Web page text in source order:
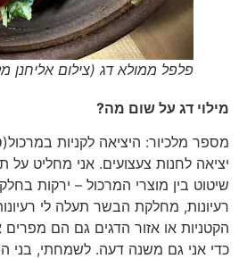
פלפל ממולא דג (צילום אליחנן
מילוי דג על שום מה?
מספר מלכיור: היציאה לקניות
יציאה לחנות צעצועים. אני מחליט על
שיטוט בין מוצרי המרכול – ירקות בחלקת
רעיונות, מחלקת הבשר תעלה לי
הקטניות או אזור הדגים גם הם מפרים
כדי אני גם משנה דעה. לשמחתי, בני